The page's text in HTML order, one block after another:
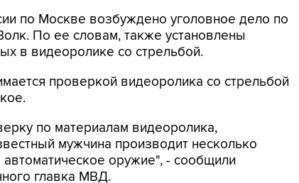
по Москве возбуждено уголовное дело по
По ее словам, также установлены
в видеоролике со стрельбой.
проверкой видеоролика со стрельбой
по материалам видеоролика,
мужчина производит несколько
оружие", - сообщили
главка МВД.